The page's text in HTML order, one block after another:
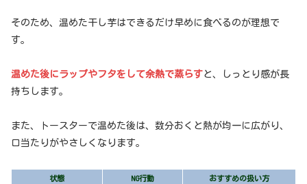
そのため、温めた干し芋はできるだけ早めに食べるのが理想で
す。
温めた後にラップやフタをして余熱で蒸らすと、しっとり感が長
持ちします。
また、トースターで温めた後は、数分おくと熱が均一に広がり、
口当たりがやさしくなります。
状態 NG行動 おすすめの扱い方